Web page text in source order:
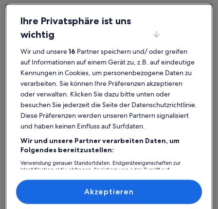
Deutschland
Sauerland: Entdecke Chalets
Weitere Infos zu Ländlich gelegene Holzhaus mit Weitere
Ihre Privatsphäre ist uns
wichtig
Wir und unsere16 Partner speichern und/ oder greifen
auf Informationen auf einem Gerät zu, z.B. auf eindeutige
Kennungen in Cookies, um personenbezogene Daten zu
verarbeiten. Sie können Ihre Präferenzen akzeptieren
oder verwalten. Klicken Sie dazu bitte unten oder
besuchen Sie jederzeit die Seite der Datenschutzrichtlinie.
Diese Präferenzen werden unseren Partnern signalisiert
und haben keinen Einfluss auf Surfdaten.
Wir und unsere Partner verarbeiten Daten, um
Folgendes bereitzustellen:
Verwendung genauer Standortdaten. Endgeräteeigenschaften zur
Identifikation aktiv abfragen. Speichern von oder Zugriff auf
Inhalte, Messung von Werbeleistung und der Performance von Inhalten,
Zielgruppenforschung sowie Entwicklung und Verbesserung von
Liste der Partner (Lieferanten)
Akzeptieren